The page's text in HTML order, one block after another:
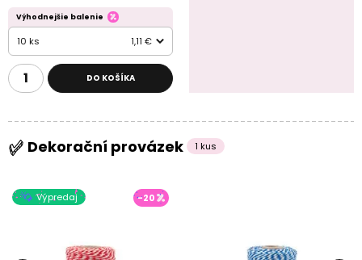
Výhodnejšie balenie
10 ks 1,11 €
DO KOŠÍKA
Dekorační provázek 1 kus
Výpredaj -20